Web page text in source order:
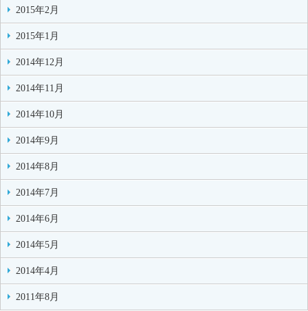
2015年2月
2015年1月
2014年12月
2014年11月
2014年10月
2014年9月
2014年8月
2014年7月
2014年6月
2014年5月
2014年4月
2011年8月